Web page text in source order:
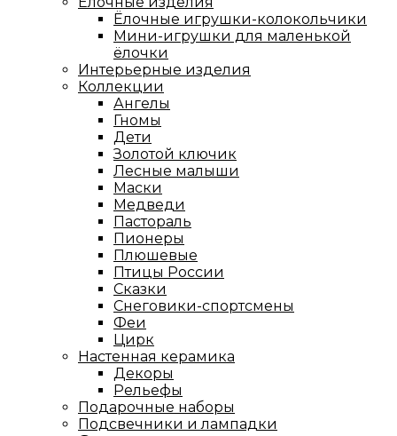
Ёлочные игрушки-колокольчики
Мини-игрушки для маленькой
ёлочки
Интерьерные изделия
Коллекции
Ангелы
Гномы
Дети
Золотой ключик
Лесные малыши
Маски
Медведи
Пастораль
Пионеры
Плюшевые
Птицы России
Сказки
Снеговики-спортсмены
Феи
Цирк
Настенная керамика
Декоры
Рельефы
Подарочные наборы
Подсвечники и лампадки